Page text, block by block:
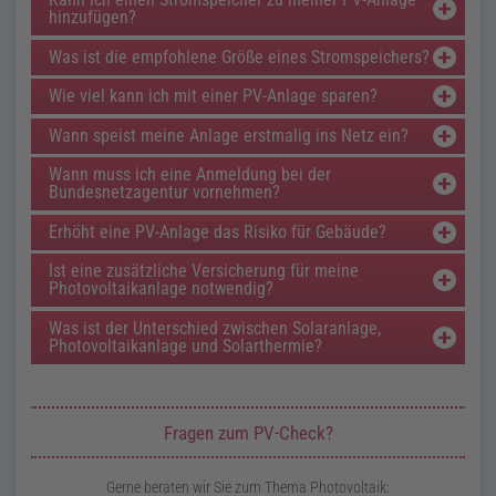
hinzufügen?
Was ist die empfohlene Größe eines Stromspeichers?
Wie viel kann ich mit einer PV-Anlage sparen?
Wann speist meine Anlage erstmalig ins Netz ein?
Wann muss ich eine Anmeldung bei der
Bundesnetzagentur vornehmen?
Erhöht eine PV-Anlage das Risiko für Gebäude?
Ist eine zusätzliche Versicherung für meine
Photovoltaikanlage notwendig?
Was ist der Unterschied zwischen Solaranlage,
Photovoltaikanlage und Solarthermie?
Zusatzinformationen zur Seite Photovoltaik-Beratung
Fragen zum PV-Check?
Gerne beraten wir Sie zum Thema Photovoltaik: